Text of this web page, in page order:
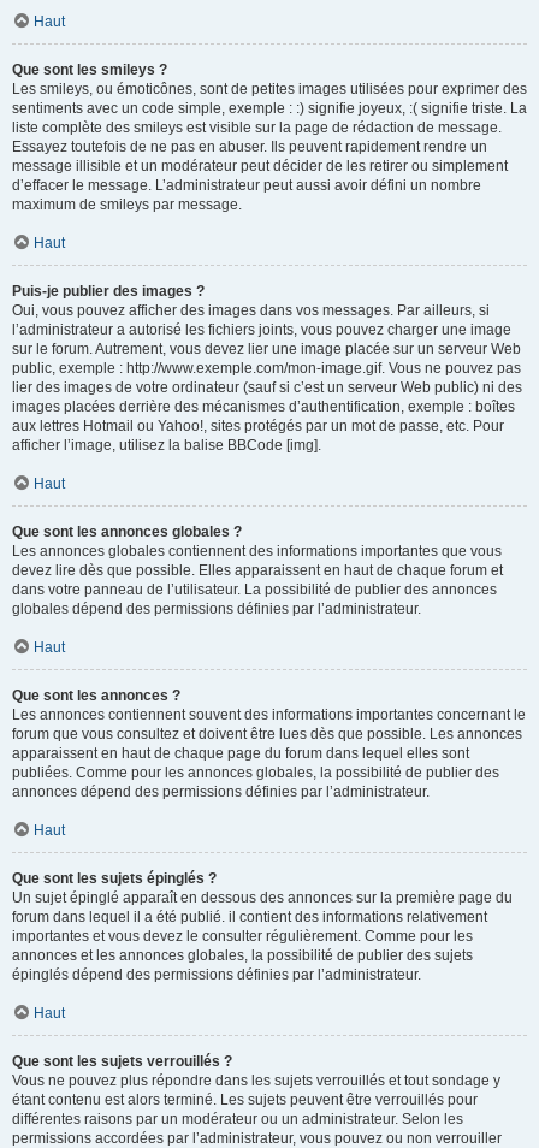
Haut
Que sont les smileys ?
Les smileys, ou émoticônes, sont de petites images utilisées pour exprimer des
sentiments avec un code simple, exemple : :) signifie joyeux, :( signifie triste. La
liste complète des smileys est visible sur la page de rédaction de message.
Essayez toutefois de ne pas en abuser. Ils peuvent rapidement rendre un
message illisible et un modérateur peut décider de les retirer ou simplement
d’effacer le message. L’administrateur peut aussi avoir défini un nombre
maximum de smileys par message.
Haut
Puis-je publier des images ?
Oui, vous pouvez afficher des images dans vos messages. Par ailleurs, si
l’administrateur a autorisé les fichiers joints, vous pouvez charger une image
sur le forum. Autrement, vous devez lier une image placée sur un serveur Web
public, exemple : http://www.exemple.com/mon-image.gif. Vous ne pouvez pas
lier des images de votre ordinateur (sauf si c’est un serveur Web public) ni des
images placées derrière des mécanismes d’authentification, exemple : boîtes
aux lettres Hotmail ou Yahoo!, sites protégés par un mot de passe, etc. Pour
afficher l’image, utilisez la balise BBCode [img].
Haut
Que sont les annonces globales ?
Les annonces globales contiennent des informations importantes que vous
devez lire dès que possible. Elles apparaissent en haut de chaque forum et
dans votre panneau de l’utilisateur. La possibilité de publier des annonces
globales dépend des permissions définies par l’administrateur.
Haut
Que sont les annonces ?
Les annonces contiennent souvent des informations importantes concernant le
forum que vous consultez et doivent être lues dès que possible. Les annonces
apparaissent en haut de chaque page du forum dans lequel elles sont
publiées. Comme pour les annonces globales, la possibilité de publier des
annonces dépend des permissions définies par l’administrateur.
Haut
Que sont les sujets épinglés ?
Un sujet épinglé apparaît en dessous des annonces sur la première page du
forum dans lequel il a été publié. il contient des informations relativement
importantes et vous devez le consulter régulièrement. Comme pour les
annonces et les annonces globales, la possibilité de publier des sujets
épinglés dépend des permissions définies par l’administrateur.
Haut
Que sont les sujets verrouillés ?
Vous ne pouvez plus répondre dans les sujets verrouillés et tout sondage y
étant contenu est alors terminé. Les sujets peuvent être verrouillés pour
différentes raisons par un modérateur ou un administrateur. Selon les
permissions accordées par l’administrateur, vous pouvez ou non verrouiller